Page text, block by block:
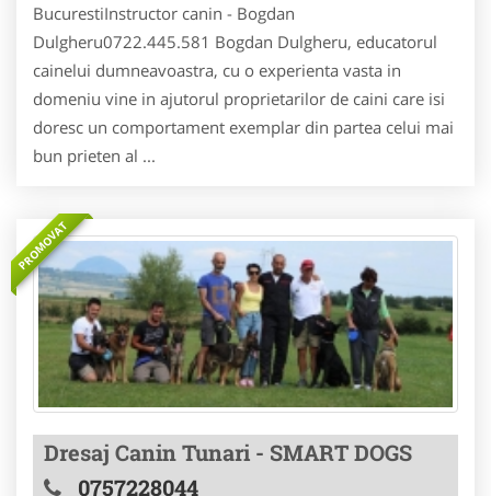
BucurestiInstructor canin - Bogdan
Dulgheru0722.445.581 Bogdan Dulgheru, educatorul
cainelui dumneavoastra, cu o experienta vasta in
domeniu vine in ajutorul proprietarilor de caini care isi
doresc un comportament exemplar din partea celui mai
bun prieten al ...
PROMOVAT
Dresaj Canin Tunari - SMART DOGS
0757228044